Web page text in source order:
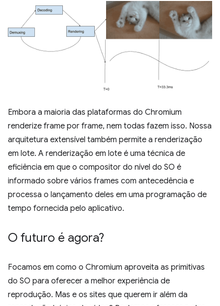
Embora a maioria das plataformas do Chromium
renderize frame por frame, nem todas fazem isso. Nossa
arquitetura extensível também permite a renderização
em lote. A renderização em lote é uma técnica de
eficiência em que o compositor do nível do SO é
informado sobre vários frames com antecedência e
processa o lançamento deles em uma programação de
tempo fornecida pelo aplicativo.
O futuro é agora?
Focamos em como o Chromium aproveita as primitivas
do SO para oferecer a melhor experiência de
reprodução. Mas e os sites que querem ir além da